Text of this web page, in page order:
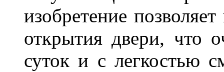
изобретение
открытия двери, что
суток и с легкостью